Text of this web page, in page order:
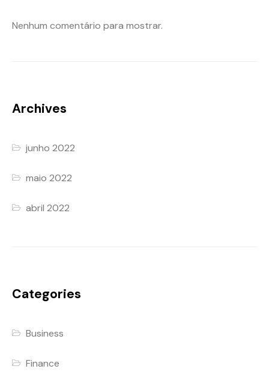
Nenhum comentário para mostrar.
Archives
junho 2022
maio 2022
abril 2022
Categories
Business
Finance